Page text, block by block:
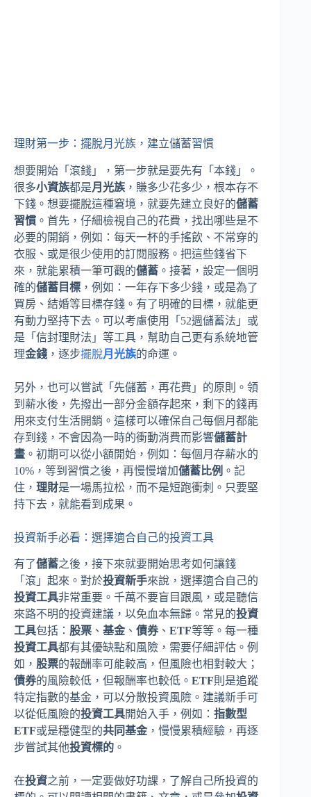
理財第一步：擺脫月光族，建立儲蓄習慣
想要開始「滾錢」，第一步就是要先有「本錢」。
很多小資族都是月光族 ，賺多少花多少，根本存不
下錢。想要擺脫這種窘境，就要先建立良好的儲蓄
習慣 。首先，仔細檢視自己的花費，找出哪些是不
必要的開銷，例如：每天一杯的手搖飲、不常穿的
衣服、或是很少使用的訂閱服務。把這些錢省下
來，就能累積一筆可觀的儲蓄 。接著，設定一個明
確的儲蓄目標 ，例如：一年存下多少錢，或是為了
買房、結婚等目標存錢。有了明確的目標，就能更
有動力堅持下去。可以考慮使用「52週儲蓄法」或
是「信封理財法」等工具，幫助自己更有系統地管
理金錢 ，逐步擺脫月光族的命運。
另外，也可以嘗試「先儲蓄，再花費」的原則。領
到薪水後，先撥出一部分金額存起來，剩下的錢再
用來支付生活開銷。這樣可以確保自己每個月都能
存到錢，不會因為一時的衝動消費而影響儲蓄計
畫 。初期可以從小額開始，例如：每個月存薪水的
10%，等到習慣之後，再慢慢增加儲蓄比例 。記
住， 理財是一場馬拉松，而不是短跑衝刺。只要堅
持下去，就能看到成果。
投資新手必看：選擇適合自己的投資工具
有了儲蓄之後，接下來就要開始思考如何讓錢
「滾」起來。對於投資新手來說，選擇適合自己的
投資工具非常重要。千萬不要盲目跟風，或是聽信
來路不明的投資建議，以免血本無歸。常見的投資
工具包括： 股票 、 基金 、 債券、 ETF等等。每一種
投資工具都有其優缺點和風險，需要仔細評估。例
如， 股票的報酬率可能較高，但風險也相對較大；
債券的風險較低，但報酬率也較低。 ETF則是追蹤
特定指數的基金，可以分散投資風險。建議新手可
以從低風險的投資工具開始入手，例如： 指數型
ETF或是穩健型的共同基金 ，慢慢累積經驗，再逐
步嘗試其他投資標的 。
在投資之前，一定要做好功課，了解自己所投資的